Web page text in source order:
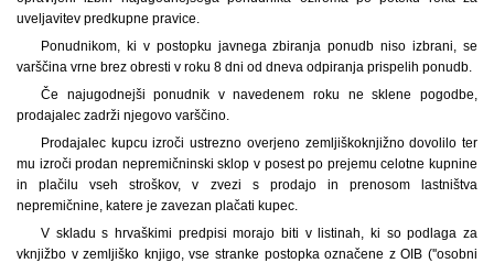
uveljavitev predkupne pravice.
Ponudnikom, ki v postopku javnega zbiranja ponudb niso izbrani, se
varščina vrne brez obresti v roku 8 dni od dneva odpiranja prispelih ponudb.
Če najugodnejši ponudnik v navedenem roku ne sklene pogodbe,
prodajalec zadrži njegovo varščino.
Prodajalec kupcu izroči ustrezno overjeno zemljiškoknjižno dovolilo ter
mu izroči prodan nepremičninski sklop v posest po prejemu celotne kupnine
in plačilu vseh stroškov, v zvezi s prodajo in prenosom lastništva
nepremičnine, katere je zavezan plačati kupec.
V skladu s hrvaškimi predpisi morajo biti v listinah, ki so podlaga za
vknjižbo v zemljiško knjigo, vse stranke postopka označene z OIB (''osobni